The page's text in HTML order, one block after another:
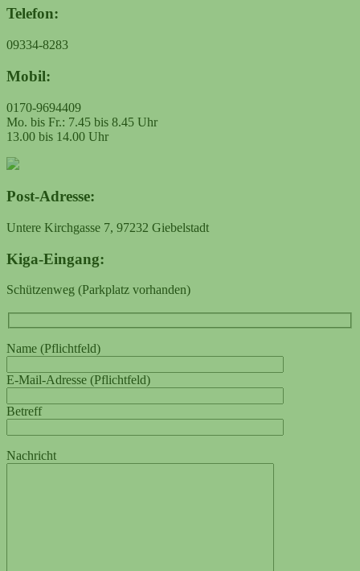
Telefon:
09334-8283
Mobil:
0170-9694409
Mo. bis Fr.: 7.45 bis 8.45 Uhr
13.00 bis 14.00 Uhr
Post-Adresse:
Untere Kirchgasse 7, 97232 Giebelstadt
Kiga-Eingang:
Schützenweg (Parkplatz vorhanden)
Name (Pflichtfeld)
E-Mail-Adresse (Pflichtfeld)
Betreff
Nachricht